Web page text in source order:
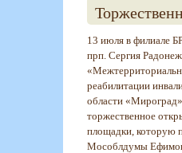
13 июля в филиале
прп. Сергия
реабилитации
области
торжественное
площадки, которую
Мособлдумы